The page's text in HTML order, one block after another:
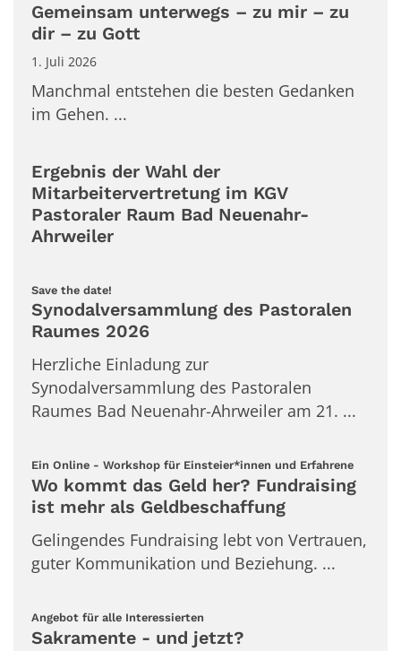
Gemeinsam unterwegs – zu mir – zu
dir – zu Gott
1. Juli 2026
Manchmal entstehen die besten Gedanken
im Gehen. ...
Ergebnis der Wahl der
Mitarbeitervertretung im KGV
Pastoraler Raum Bad Neuenahr-
Ahrweiler
Save the date!
Synodalversammlung des Pastoralen
Raumes 2026
Herzliche Einladung zur
Synodalversammlung des Pastoralen
Raumes Bad Neuenahr-Ahrweiler am 21. ...
Ein Online - Workshop für Einsteier*innen und Erfahrene:
Wo kommt das Geld her? Fundraising
ist mehr als Geldbeschaffung
Gelingendes Fundraising lebt von Vertrauen,
guter Kommunikation und Beziehung. ...
Angebot für alle Interessierten
Sakramente - und jetzt?